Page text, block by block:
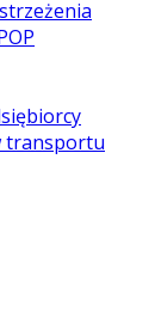
transportu